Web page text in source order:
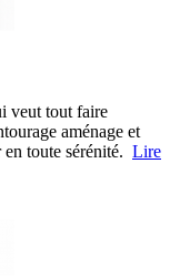
veut tout faire
aménage et
toute sérénité. Lire